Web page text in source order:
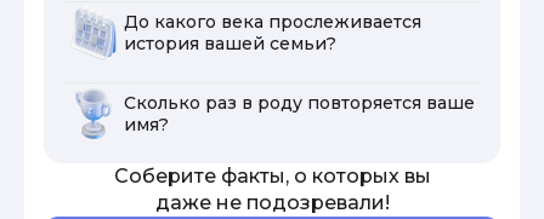
До какого века прослеживается
история вашей семьи?
Сколько раз в роду повторяется ваше
имя?
Соберите факты, о которых вы
даже не подозревали!